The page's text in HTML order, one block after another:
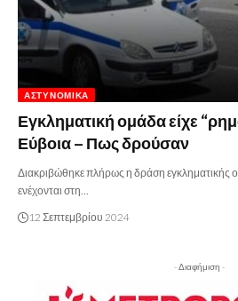
ΑΣΤΥΝΟΜΙΚΆ
Εγκληματική ομάδα είχε
Εύβοια – Πως δρούσαν
Διακριβώθηκε πλήρως η δράση εγκληματικής
ενέχονται στη…
12 Σεπτεμβρίου 2024
- Διαφήμιση -